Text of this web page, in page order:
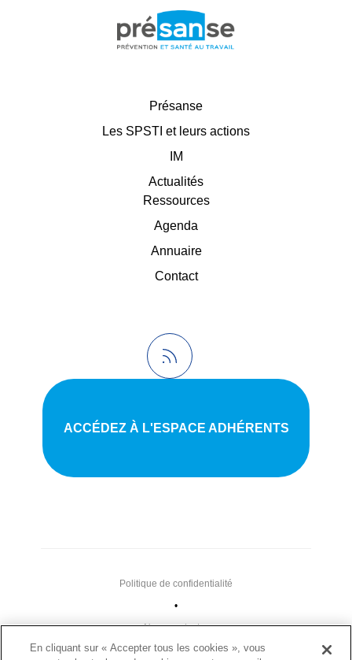
Présanse
Les SPSTI et leurs actions
IM
Actualités
Ressources
Agenda
Annuaire
Contact
ACCÉDEZ À L'ESPACE ADHÉRENTS
Nous contacter
•
Politique de confidentialité
En cliquant sur « Accepter tous les cookies », vous